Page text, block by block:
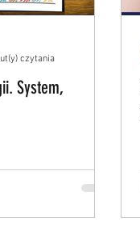
System,
czytania